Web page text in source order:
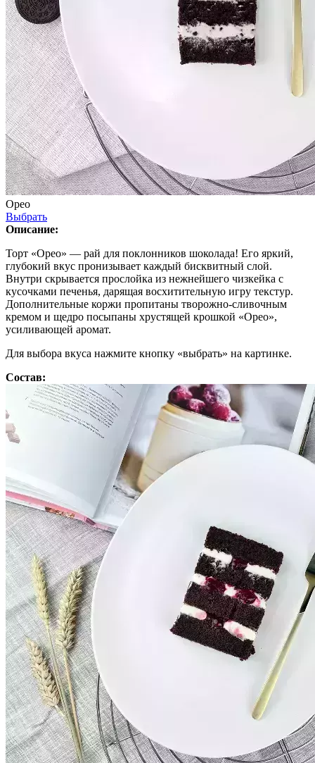
Орео
Выбрать
Описание:
Торт «Орео» — рай для поклонников шоколада! Его яркий,
глубокий вкус пронизывает каждый бисквитный слой.
Внутри скрывается прослойка из нежнейшего чизкейка с
кусочками печенья, дарящая восхитительную игру текстур.
Дополнительные коржи пропитаны творожно-сливочным
кремом и щедро посыпаны хрустящей крошкой «Орео»,
усиливающей аромат.
Для выбора вкуса нажмите кнопку «выбрать» на картинке.
Состав: